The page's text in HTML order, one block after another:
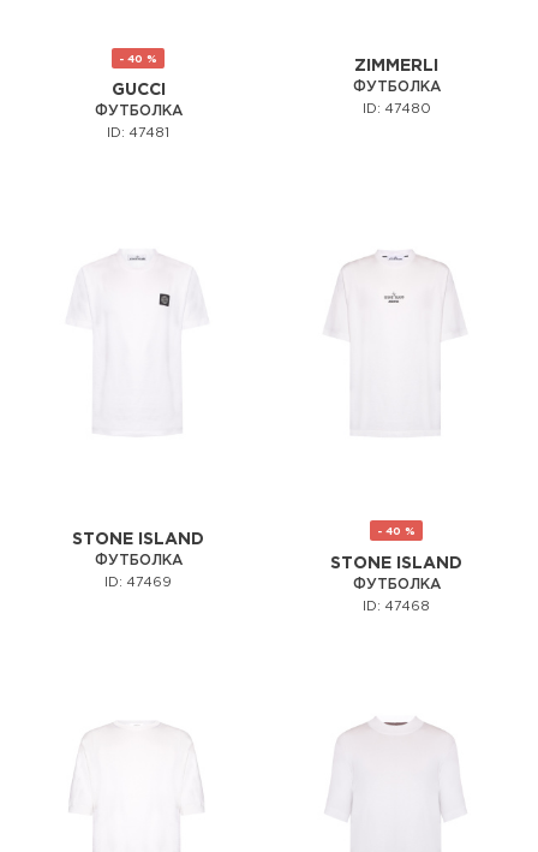
- 40 %
GUCCI
ФУТБОЛКА
ID: 47481
ZIMMERLI
ФУТБОЛКА
ID: 47480
STONE ISLAND
ФУТБОЛКА
ID: 47469
- 40 %
STONE ISLAND
ФУТБОЛКА
ID: 47468